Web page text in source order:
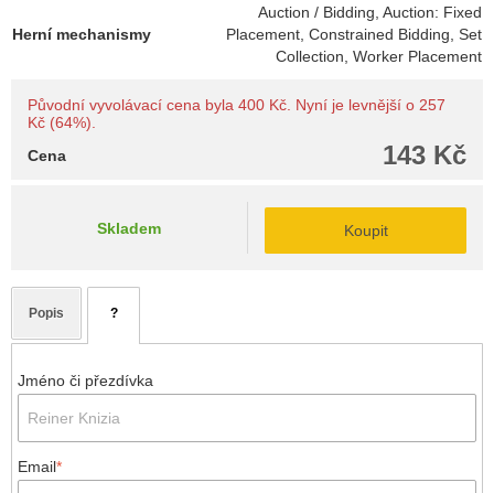
Herní mechanismy
Auction / Bidding, Auction: Fixed
Placement, Constrained Bidding, Set
Collection, Worker Placement
Původní vyvolávací cena byla 400 Kč. Nyní je levnější o 257
Kč (64%).
143 Kč
Cena
Skladem Koupit
Popis ?
Jméno či přezdívka
Email*